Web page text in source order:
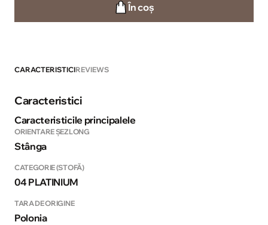
În coș
CARACTERISTICIREVIEWS
Caracteristici
Caracteristicile principalele
ORIENTARE ȘEZLONG
Stânga
CATEGORIE (STOFĂ)
04 PLATINIUM
TARA DE ORIGINE
Polonia